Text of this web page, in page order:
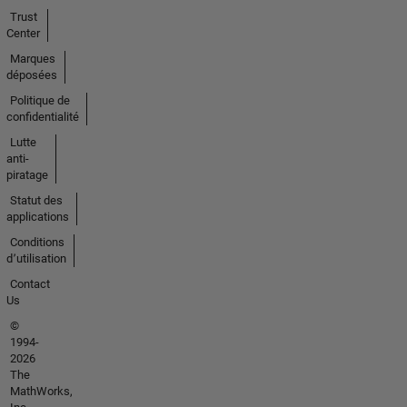
Trust
Center
Marques
déposées
Politique de
confidentialité
Lutte
anti-
piratage
Statut des
applications
Conditions
d՚utilisation
Contact
Us
©
1994-
2026
The
MathWorks,